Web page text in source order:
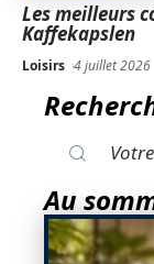
Les meilleurs
Kaffekapslen
Loisirs 4 juillet 2026
Au